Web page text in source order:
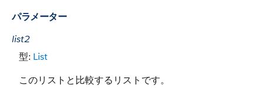
パラメーター
list2
型: List
このリストと比較するリストです。